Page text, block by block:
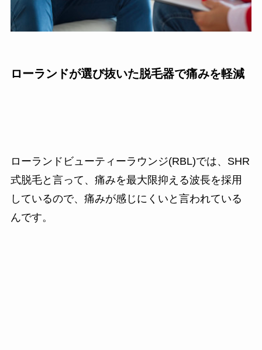
ローランドが選び抜いた脱毛器で痛みを軽減
ローランドビューティーラウンジ(RBL)では、SHR
式脱毛と言って、痛みを最大限抑える波長を採用
しているので、痛みが感じにくいと言われている
んです。